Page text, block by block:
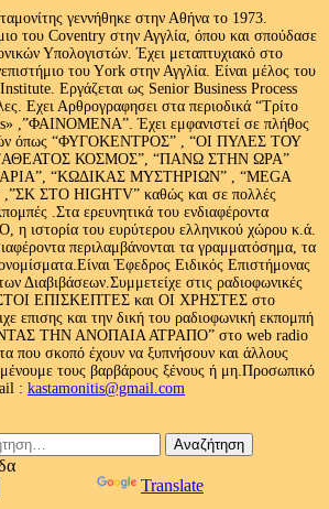
γεννήθηκε στην Αθήνα το 1973.
του Coventry στην Αγγλία, όπου και σπούδασε
Υπολογιστών. Έχει μεταπτυχιακό στο
του Υork στην Αγγλία. Είναι μέλος του
Εργάζεται ως Senior Business Process
Εχει Αρθρογραφησει στα περιοδικά “Τρίτο
,”ΦΑΙΝΟΜΕΝΑ”. Έχει εμφανιστεί σε πλήθος
όπως “ΦΥΓΟΚΕΝΤΡΟΣ” , “ΟΙ ΠΥΛΕΣ ΤΟΥ
ΚΟΣΜΟΣ”, “ΠΑΝΩ ΣΤΗΝ ΩΡΑ”
“ΚΩΔΙΚΑΣ ΜΥΣΤΗΡΙΩΝ” , “MEGA
,”ΣΚ ΣΤΟ HIGHTV” καθώς και σε πολλές
.Στα ερευνητικά του ενδιαφέροντα
η ιστορία του ευρύτερου ελληνικού χώρου κ.ά.
περιλαμβάνονται τα γραμματόσημα, τα
Έφεδρος Ειδικός Επιστήμονας
Διαβιβάσεων.Συμμετείχε στις ραδιοφωνικές
ΕΠΙΣΚΕΠΤΕΣ και ΟΙ ΧΡΗΣΤΕΣ στο
επισης και την δική του ραδιοφωνική εκπομπή
ΤΗΝ ΑΝΟΠΑΙΑ ΑΤΡΑΠΟ” στο web radio
που σκοπό έχουν να ξυπνήσουν και άλλους
τους βαρβάρους ξένους ή μη.Προσωπικό
: kastamonitis@gmail.com
Translate